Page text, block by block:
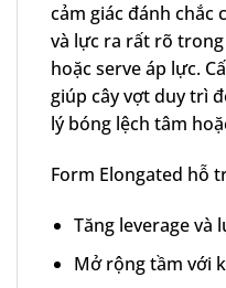
cảm giác đánh chắc
và lực ra rất rõ
hoặc serve áp lực.
giúp cây vợt duy trì
lý bóng lệch tâm
Form Elongated hỗ
Tăng leverage và
Mở rộng tầm với